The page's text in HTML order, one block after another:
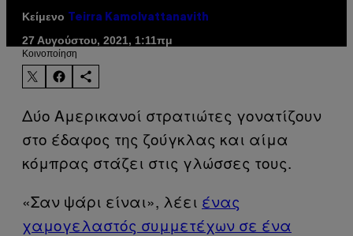
Κείμενο Teirra Kamolvattanavith
27 Αυγούστου, 2021, 1:11πμ
Kοινοποίηση
Δύο Αμερικανοί στρατιώτες γονατίζουν
στο έδαφος της ζούγκλας και αίμα
κόμπρας στάζει στις γλώσσες τους.
«Σαν ψάρι είναι», λέει ένας
χαμογελαστός συμμετέχων σε ένα